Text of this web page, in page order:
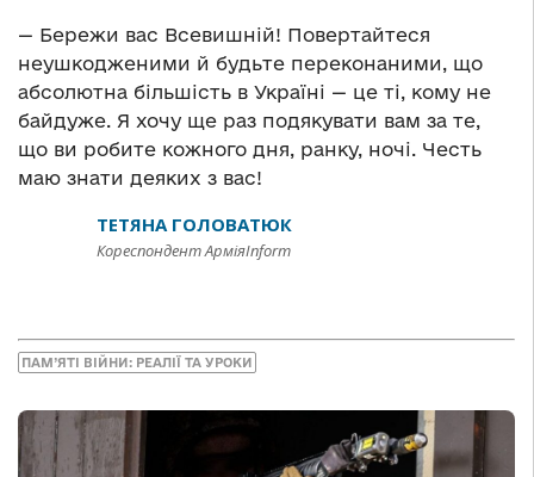
— Бережи вас Всевишній! Повертайтеся
неушкодженими й будьте переконаними, що
абсолютна більшість в Україні — це ті, кому не
байдуже. Я хочу ще раз подякувати вам за те,
що ви робите кожного дня, ранку, ночі. Честь
маю знати деяких з вас!
ТЕТЯНА ГОЛОВАТЮК
Кореспондент АрміяInform
ПАМ’ЯТІ ВІЙНИ: РЕАЛІЇ ТА УРОКИ